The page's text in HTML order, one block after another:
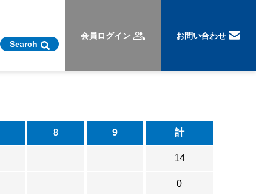
Search
会員ログイン お問い合わせ
8 9 計
14
0